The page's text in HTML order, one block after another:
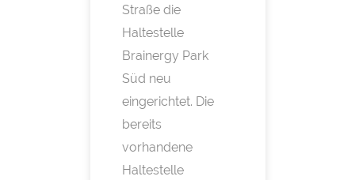
Straße die
Haltestelle
Brainergy Park
Süd neu
eingerichtet. Die
bereits
vorhandene
Haltestelle